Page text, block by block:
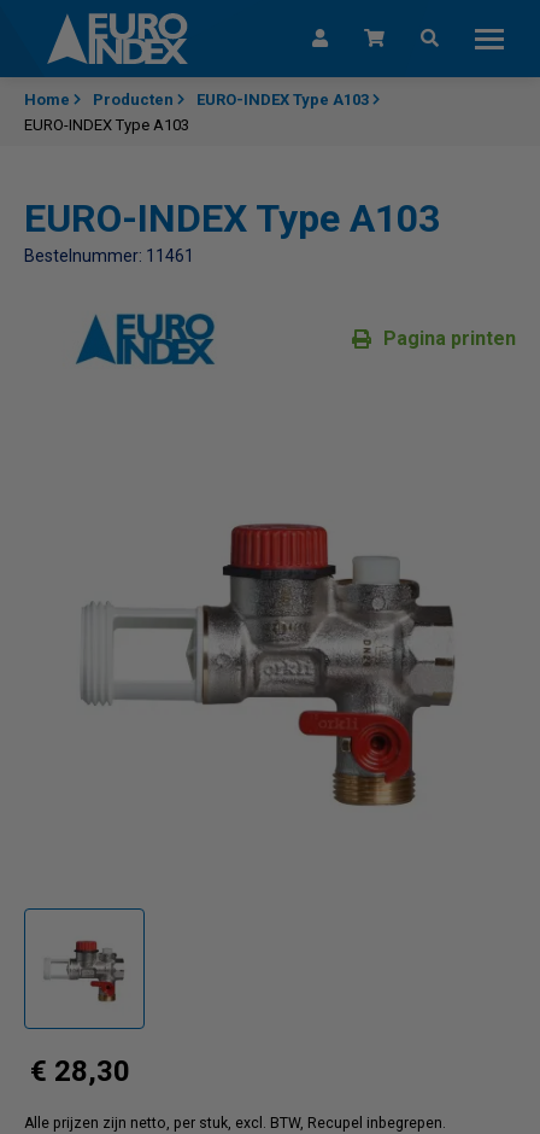
Skip to content
Home Producten
EURO-INDEX Type A103
EURO-INDEX Type A103
EURO-INDEX Type A103
Bestelnummer: 11461
Pagina printen
€ 28,30
Alle prijzen zijn netto, per stuk, excl. BTW, Recupel inbegrepen.